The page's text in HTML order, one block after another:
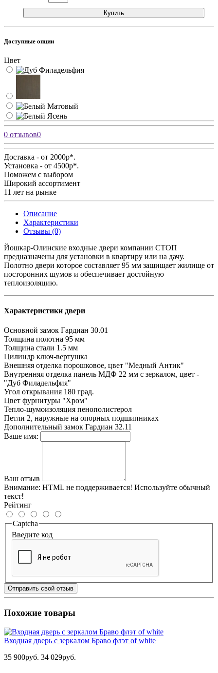
Купить
Доступные опции
Цвет
0 отзывов0
Доставка - от 2000р*.
Установка - от 4500р*.
Поможем с выбором
Широкий ассортимент
11 лет на рынке
Описание
Характеристики
Отзывы (0)
Йошкар-Олинские входные двери компании СТОП
предназначены для установки в квартиру или на дачу.
Полотно двери которое составляет 95 мм защищает жилище от
посторонних шумов и обеспечивает достойную
теплоизоляцию.
Характеристики двери
Основной замок Гардиан 30.01
Толщина полотна 95 мм
Толщина стали 1.5 мм
Цилиндр ключ-вертушка
Внешняя отделка порошковое, цвет "Медный Антик"
Внутренняя отделка панель МДФ 22 мм с зеркалом, цвет -
"Дуб Филадельфия"
Угол открывания 180 град.
Цвет фурнитуры "Хром"
Тепло-шумоизоляция пенополистерол
Петли 2, наружные на опорных подшипниках
Дополнительный замок Гардиан 32.11
Ваше имя:
Ваш отзыв
Внимание: HTML не поддерживается! Используйте обычный
текст!
Рейтинг
Captcha
Введите код
Отправить свой отзыв
Похожие товары
Входная дверь с зеркалом Браво флэт of white
35 900руб. 34 029руб.